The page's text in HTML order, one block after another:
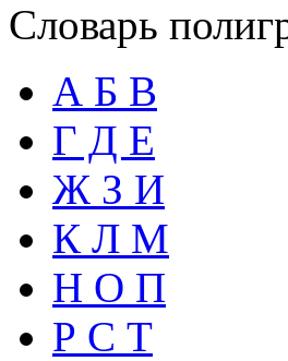
Словарь
А Б В
Г Д Е
Ж З И
К Л М
Н О П
Р С Т